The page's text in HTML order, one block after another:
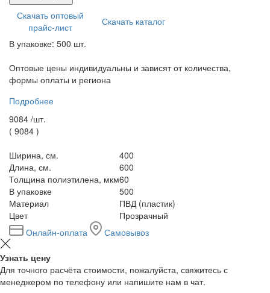
Скачать оптовый
прайс-лист
Скачать каталог
В упаковке: 500 шт.
Оптовые цены индивидуальны и зависят от количества,
формы оплаты и региона
Подробнее
9084 /шт.
( 9084 )
Ширина, см.
400
Длина, см.
600
Толщина полиэтилена, мкм60
В упаковке
500
Материал
ПВД (пластик)
Цвет
Прозрачный
Онлайн-оплата
Самовывоз
Узнать цену
Для точного расчёта стоимости, пожалуйста, свяжитесь с
менеджером по телефону или напишите нам в чат.